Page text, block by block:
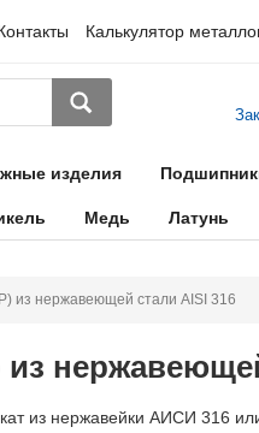
Калькулятор
изделия
Медь Латунь
из нержавеющей стали AISI 316
из нержавейки АИСИ 316